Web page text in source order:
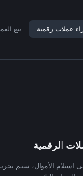
عملات رقمية بيع
استلام الأموال، سيتم